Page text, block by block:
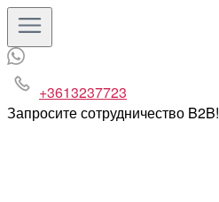
+3613237723
Запросите сотрудничество B2B!